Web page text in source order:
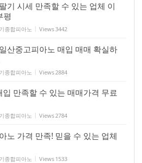
기 시세 만족할 수 있는 업체 이
평
종합피아노 Views 3442
산중고피아노 매입 매매 확실하
종합피아노 Views 2884
만족할 수 있는 매매가격 무료
종합피아노 Views 2784
노 가격 만족! 믿을 수 있는 업체
종합피아노 Views 1533